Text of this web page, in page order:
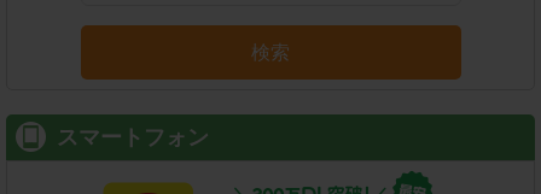
検索
スマートフォン